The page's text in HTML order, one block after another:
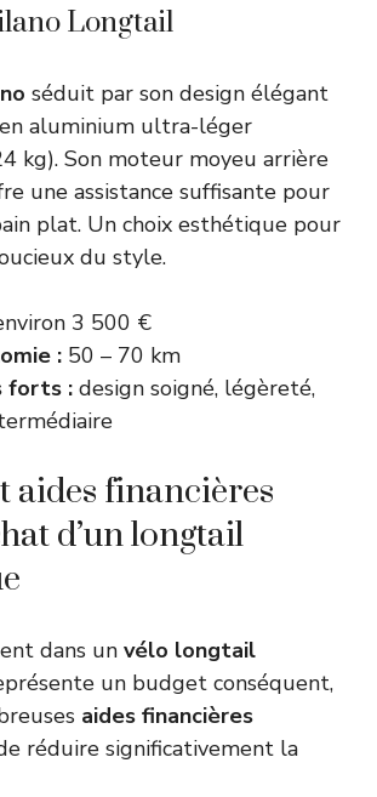
Longtail
séduit par son design élégant
aluminium ultra-léger
kg). Son moteur moyeu arrière
une assistance suffisante pour
plat. Un choix esthétique pour
du style.
3 500 €
: 50 – 70 km
forts : design soigné, légèreté,
aides financières
d’un longtail
dans un vélo longtail
un budget conséquent,
aides financières
réduire significativement la